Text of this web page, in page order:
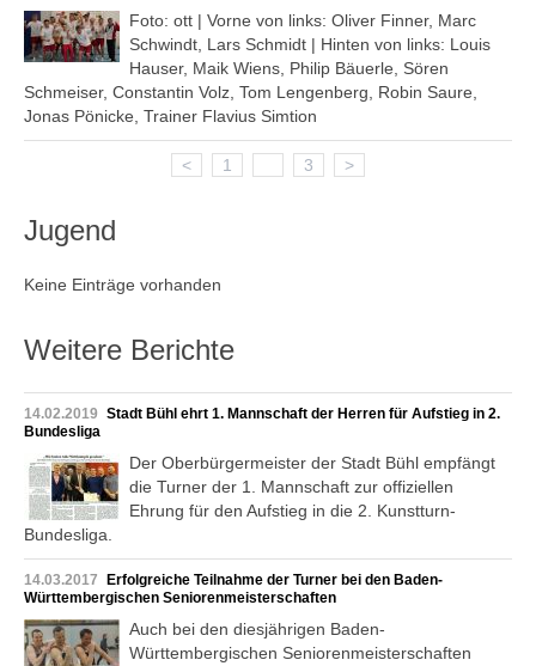
Foto: ott | Vorne von links: Oliver Finner, Marc
Schwindt, Lars Schmidt | Hinten von links: Louis
Hauser, Maik Wiens, Philip Bäuerle, Sören
Schmeiser, Constantin Volz, Tom Lengenberg, Robin Saure,
Jonas Pönicke, Trainer Flavius Simtion
< 1 3 >
Jugend
Keine Einträge vorhanden
Weitere Berichte
14.02.2019 Stadt Bühl ehrt 1. Mannschaft der Herren für Aufstieg in 2.
Bundesliga
Der Oberbürgermeister der Stadt Bühl empfängt
die Turner der 1. Mannschaft zur offiziellen
Ehrung für den Aufstieg in die 2. Kunstturn-
Bundesliga.
14.03.2017
Erfolgreiche Teilnahme der Turner bei den Baden-
Württembergischen Seniorenmeisterschaften
Auch bei den diesjährigen Baden-
Württembergischen Seniorenmeisterschaften